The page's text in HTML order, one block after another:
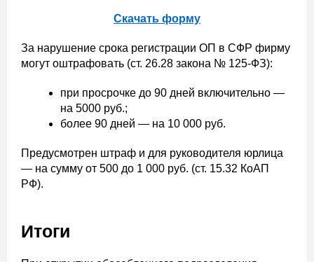
Скачать форму
За нарушение срока регистрации ОП в СФР фирму
могут оштрафовать (ст. 26.28 закона № 125-ФЗ):
при просрочке до 90 дней включительно —
на 5000 руб.;
более 90 дней — на 10 000 руб.
Предусмотрен штраф и для руководителя юрлица
— на сумму от 500 до 1 000 руб. (ст. 15.32 КоАП
РФ).
Итоги